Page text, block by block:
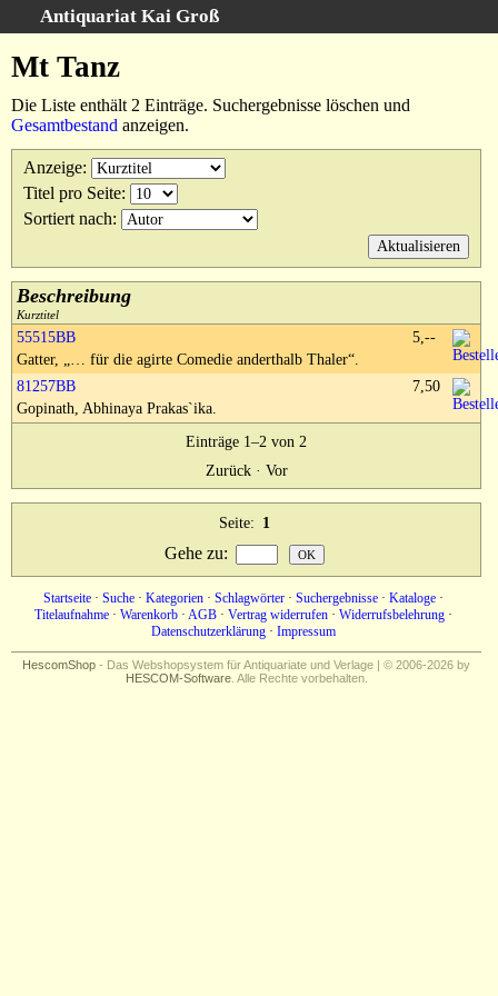
Antiquariat Kai Groß
Suche
Kategorien
Schlagwörter
Suchergebnisse
Kataloge
AGB
Widerruf
Datenschutz
Impressum
Ihr Warenkorb enthält 0 Artikel im Gesamtwert von EUR 0,--
Währung:
Mt Tanz
Die Liste enthält 2 Einträge. Suchergebnisse löschen und
Gesamtbestand anzeigen.
Anzeige:
Titel pro Seite:
Sortiert nach:
Beschreibung
Kurztitel
55515BB
Gatter, „… für die agirte Comedie anderthalb Thaler“.
5,--
81257BB
Gopinath, Abhinaya Prakas`ika.
7,50
Einträge 1–2 von 2
Zurück· Vor
Seite: 1
Gehe zu:
Startseite · Suche · Kategorien · Schlagwörter · Suchergebnisse · Kataloge ·
Titelaufnahme · Warenkorb · AGB · Vertrag widerrufen · Widerrufsbelehrung ·
Datenschutzerklärung · Impressum
HescomShop - Das Webshopsystem für Antiquariate und Verlage | © 2006-2026 by
HESCOM-Software. Alle Rechte vorbehalten.